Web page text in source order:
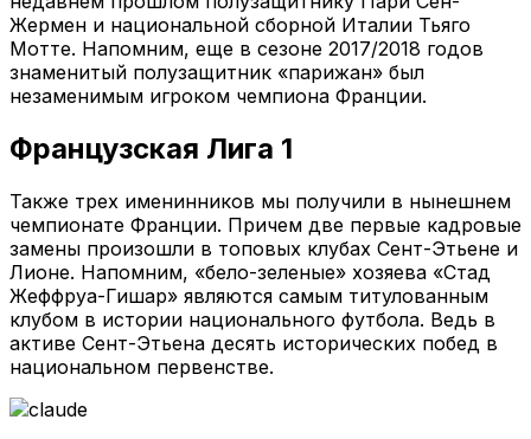
Жермен и национальной сборной Италии Тьяго
Мотте. Напомним, еще в сезоне 2017/2018 годов
знаменитый полузащитник «парижан» был
незаменимым игроком чемпиона Франции.
Французская Лига 1
Также трех именинников мы получили в нынешнем
чемпионате Франции. Причем две первые кадровые
замены произошли в топовых клубах Сент-Этьене и
Лионе. Напомним, «бело-зеленые» хозяева «Стад
Жеффруа-Гишар» являются самым титулованным
клубом в истории национального футбола. Ведь в
активе Сент-Этьена десять исторических побед в
национальном первенстве.